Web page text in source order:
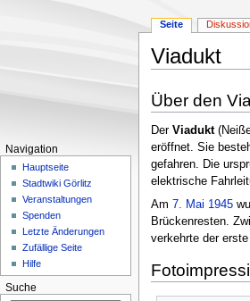
Viadukt
Zur
Navigation
springen
Zur
Suche
springen
Über den
Der Viadukt
eröffnet. Sie
gefahren. Die
elektrische
Am 7. Mai 1945
Brückenresten.
verkehrte der
Seite
Navigation
Hauptseite
Stadtwiki Görlitz
Veranstaltungen
Spenden
Letzte Änderungen
Zufällige Seite
Hilfe
Suche